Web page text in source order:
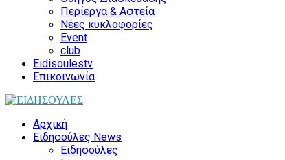
Περίεργα & Αστεία
Νέες κυκλοφορίες
Event
club
Eidisoulestv
Επικοινωνία
Αρχική
Ειδησούλες News
Ειδησούλες